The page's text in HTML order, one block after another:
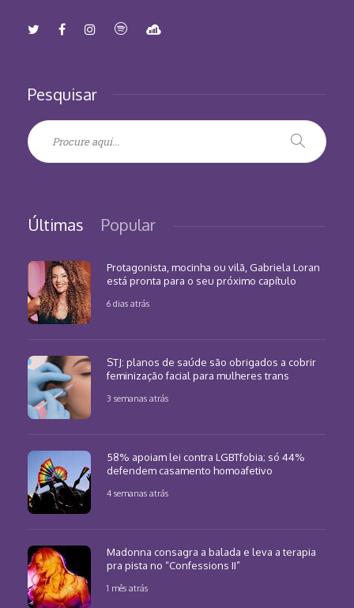
Pesquisar
Últimas Popular
Protagonista, mocinha ou vilã, Gabriela Loran
está pronta para o seu próximo capítulo
6 dias atrás
STJ: planos de saúde são obrigados a cobrir
feminização facial para mulheres trans
3 semanas atrás
58% apoiam lei contra LGBTfobia; só 44%
defendem casamento homoafetivo
4 semanas atrás
Madonna consagra a balada e leva a terapia
pra pista no “Confessions II”
1 mês atrás